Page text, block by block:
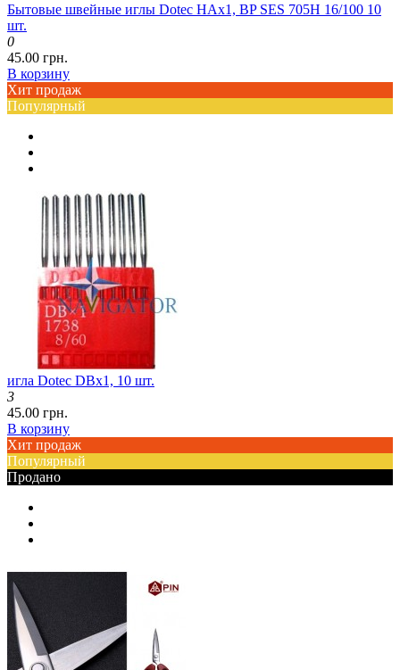
Бытовые швейные иглы Dotec HAx1, BP SES 705H 16/100 10
шт.
0
45.00 грн.
В корзину
Хит продаж
Популярный
игла Dotec DBx1, 10 шт.
3
45.00 грн.
В корзину
Хит продаж
Популярный
Продано